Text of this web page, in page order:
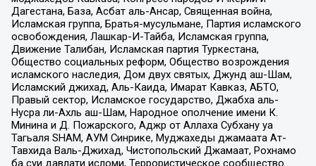
Дагестана, База, Асбат аль-Ансар, Священная война,
Исламская группа, Братья-мусульмане, Партия исламского
освобождения, Лашкар-И-Тайба, Исламская группа,
Движение Талибан, Исламская партия Туркестана,
Общество социальных реформ, Общество возрождения
исламского наследия, Дом двух святых, Джунд аш-Шам,
Исламский джихад, Аль-Каида, Имарат Кавказ, АБТО,
Правый сектор, Исламское государство, Джабха аль-
Нусра ли-Ахль аш-Шам, Народное ополчение имени К.
Минина и Д. Пожарского, Аджр от Аллаха Субхану уа
Тагьаля SHAM, АУМ Синрике, Муджахеды джамаата Ат-
Тавхида Валь-Джихад, Чистопольский Джамаат, Рохнамо
ба суи давлати исломи, Террористическое сообщество